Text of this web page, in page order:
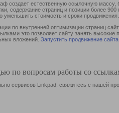
создает естественную ссылочную
содержание страниц и позиции более
уменьшить стоимость и сроки продвижения.
по внутренней оптимизации страниц
это позволяет сайту занять
вложений. Запустить продвижение сайта
по вопросам работы со
сервисов Linkpad, свяжитесь с нашей